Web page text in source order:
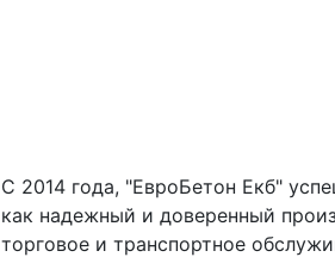
С 2014 года, "ЕвроБетон Екб"
как надежный и доверенный
торговое и транспортное